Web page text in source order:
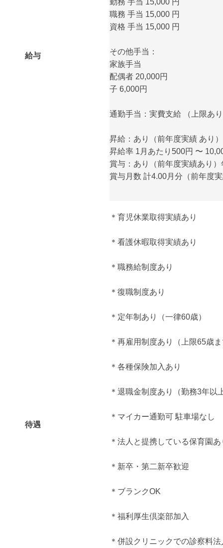
給与
勤務 手当 15,000 円
職務 手当 15,000 円
資格 手当 15,000 円
その他手当：
家族手当
配偶者 20,000円
子 6,000円
通勤手当：実費支給 （上限あ
昇給：あり（前年度実績 あり）
昇給率 1月あたり500円 〜
賞与：あり（前年度実績あり）
賞与月数 計4.00月分（前年度
待遇
＊育児休業取得実績あり
＊看護休暇取得実績あり
＊職務給制度あり
＊復職制度あり
＊定年制あり（一律60歳）
＊再雇用制度あり（上限65歳
＊各種保険加入あり
＊退職金制度あり（勤務3年以
＊マイカー通勤可 駐車場なし
＊法人と提携している保育園あ
＊新卒・第二新卒歓迎
＊ブランクOK
＊福利厚生倶楽部加入
＊併設クリニックでの診察料